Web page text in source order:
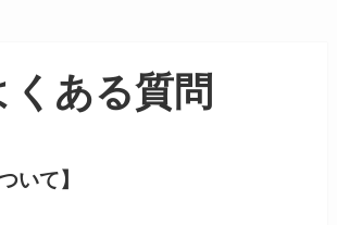
くある質問
いて】